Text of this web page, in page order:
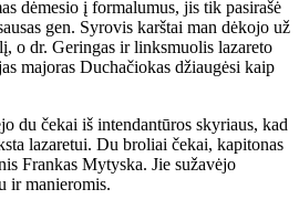
dėmesio į formalumus, jis tik pasirašė
gen. Syrovis karštai man dėkojo už
o dr. Geringas ir linksmuolis lazareto
majoras Duchačiokas džiaugėsi kaip
du čekai iš intendantūros skyriaus, kad
lazaretui. Du broliai čekai, kapitonas
Frankas Mytyska. Jie sužavėjo
ir manieromis.